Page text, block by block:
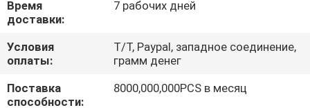
СВЯЖИТЕСЬ
МЫ
НОВОСТИ
Время
доставки:
7 рабочих дней
Условия
оплаты:
T/T, Paypal, западное соединение,
грамм денег
Поставка
способности:
8000,000,000PCS в месяц